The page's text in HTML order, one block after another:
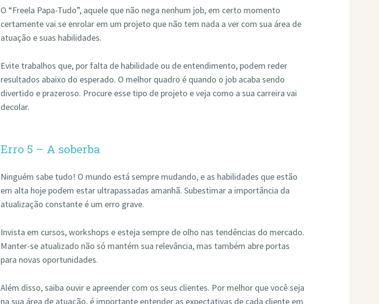
O “Freela Papa-Tudo”, aquele que não nega nenhum job, em certo momento
certamente vai se enrolar em um projeto que não tem nada a ver com sua área de
atuação e suas habilidades.
Evite trabalhos que, por falta de habilidade ou de entendimento, podem reder
resultados abaixo do esperado. O melhor quadro é quando o job acaba sendo
divertido e prazeroso. Procure esse tipo de projeto e veja como a sua carreira vai
decolar.
Erro 5 – A soberba
Ninguém sabe tudo! O mundo está sempre mudando, e as habilidades que estão
em alta hoje podem estar ultrapassadas amanhã. Subestimar a importância da
atualização constante é um erro grave.
Invista em cursos, workshops e esteja sempre de olho nas tendências do mercado.
Manter-se atualizado não só mantém sua relevância, mas também abre portas
para novas oportunidades.
Além disso, saiba ouvir e apreender com os seus clientes. Por melhor que você seja
na sua área de atuação, é importante entender as expectativas de cada cliente em